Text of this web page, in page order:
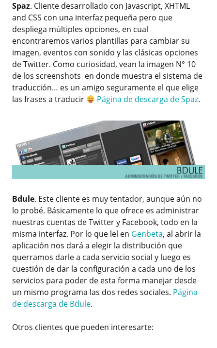
Spaz. Cliente desarrollado con Javascript, XHTML
and CSS con una interfaz pequeña pero que
despliega múltiples opciones, en cual
encontraremos varios plantillas para cambiar su
imagen, eventos con sonido y las clásicas opciones
de Twitter. Como curiosidad, vean la imagen N° 10
de los screenshots en donde muestra el sistema de
traducción… es un amigo seguramente el que elige
las frases a traducir
Página de descarga de Spaz.
Bdule. Este cliente es muy tentador, aunque aún no
lo probé. Básicamente lo que ofrece es administrar
nuestras cuentas de Twitter y Facebook, todo en la
misma interfaz. Por lo que leí en Genbeta, al abrir la
aplicación nos dará a elegir la distribución que
querramos darle a cada servicio social y luego es
cuestión de dar la configuración a cada uno de los
servicios para poder de esta forma manejar desde
un mismo programa las dos redes sociales. Página
de descarga de Bdule.
Otros clientes que pueden interesarte: